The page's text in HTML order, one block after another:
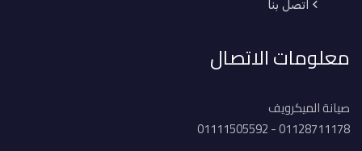
اتصل بنا
معلومات الاتصال
صيانة الميكرويف
01128711178 - 01111505592